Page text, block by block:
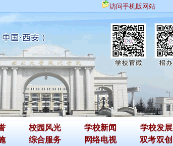
访问手机版网站
校园风光 学校新闻 学校发展
综合服务 网络电视 双考双创